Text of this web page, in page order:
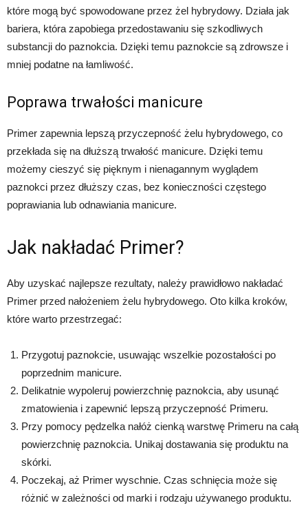
które mogą być spowodowane przez żel hybrydowy. Działa jak
bariera, która zapobiega przedostawaniu się szkodliwych
substancji do paznokcia. Dzięki temu paznokcie są zdrowsze i
mniej podatne na łamliwość.
Poprawa trwałości manicure
Primer zapewnia lepszą przyczepność żelu hybrydowego, co
przekłada się na dłuższą trwałość manicure. Dzięki temu
możemy cieszyć się pięknym i nienagannym wyglądem
paznokci przez dłuższy czas, bez konieczności częstego
poprawiania lub odnawiania manicure.
Jak nakładać Primer?
Aby uzyskać najlepsze rezultaty, należy prawidłowo nakładać
Primer przed nałożeniem żelu hybrydowego. Oto kilka kroków,
które warto przestrzegać:
Przygotuj paznokcie, usuwając wszelkie pozostałości po
poprzednim manicure.
Delikatnie wypoleruj powierzchnię paznokcia, aby usunąć
zmatowienia i zapewnić lepszą przyczepność Primeru.
Przy pomocy pędzelka nałóż cienką warstwę Primeru na całą
powierzchnię paznokcia. Unikaj dostawania się produktu na
skórki.
Poczekaj, aż Primer wyschnie. Czas schnięcia może się
różnić w zależności od marki i rodzaju używanego produktu.